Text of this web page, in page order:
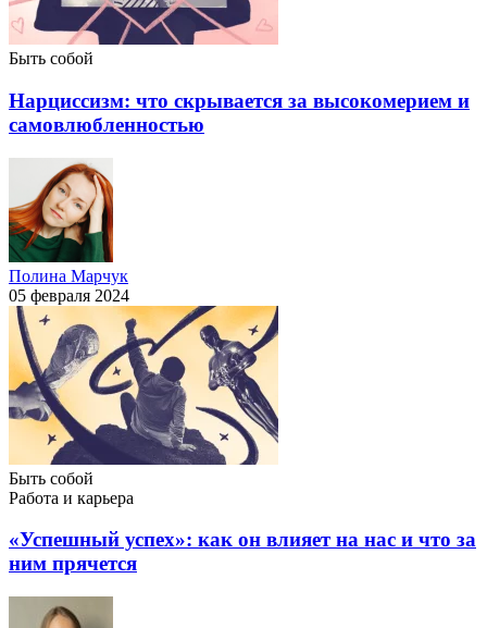
Быть собой
Нарциссизм: что скрывается за высокомерием и
самовлюбленностью
Полина Марчук
05 февраля 2024
Быть собой
Работа и карьера
«Успешный успех»: как он влияет на нас и что за
ним прячется